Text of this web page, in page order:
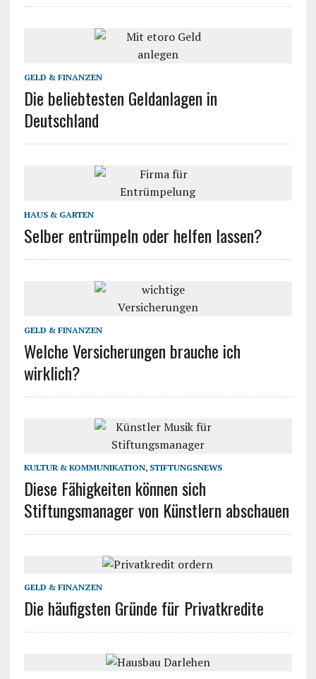
GELD & FINANZEN
Die beliebtesten Geldanlagen in
Deutschland
HAUS & GARTEN
Selber entrümpeln oder helfen lassen?
GELD & FINANZEN
Welche Versicherungen brauche ich
wirklich?
KULTUR & KOMMUNIKATION, STIFTUNGSNEWS
Diese Fähigkeiten können sich
Stiftungsmanager von Künstlern abschauen
GELD & FINANZEN
Die häufigsten Gründe für Privatkredite